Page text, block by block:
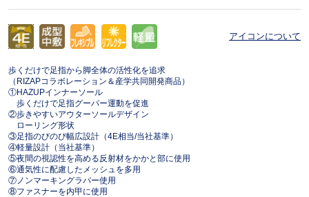
アイコンについて
歩くだけで足指から脚全体の活性化を追求
（RIZAPコラボレーション＆産学共同開発商品）
①HAZUPインナーソール
歩くだけで足指グーパー運動を促進
②歩きやすいアウターソールデザイン
ローリング形状
③足指のびのび幅広設計（4E相当/当社基準）
④軽量設計（当社基準）
⑤夜間の視認性を高める反射材をかかと部に使用
⑥通気性に配慮したメッシュを多用
⑦ノンマーキングラバー使用
⑧ファスナーを内甲に使用